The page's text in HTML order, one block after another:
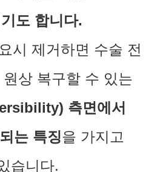
도 합니다.
시 제거하면 수술 전
상 복구할 수 있는
측면에서
는 특징을 가지고
습니다.